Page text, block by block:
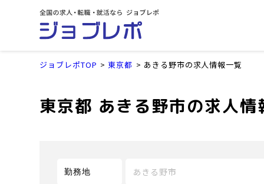
ジョブレポTOP 東京都 あきる野市の求人情報一覧
東京都 あきる野市の求人情
勤務地 あきる野市